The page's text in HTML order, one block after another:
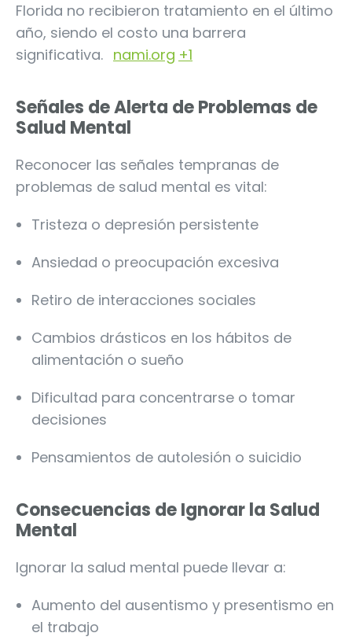
Florida no recibieron tratamiento en el último
año, siendo el costo una barrera
significativa. nami.org +1
Señales de Alerta de Problemas de
Salud Mental
Reconocer las señales tempranas de
problemas de salud mental es vital:
Tristeza o depresión persistente
Ansiedad o preocupación excesiva
Retiro de interacciones sociales
Cambios drásticos en los hábitos de
alimentación o sueño
Dificultad para concentrarse o tomar
decisiones
Pensamientos de autolesión o suicidio
Consecuencias de Ignorar la Salud
Mental
Ignorar la salud mental puede llevar a:
Aumento del ausentismo y presentismo en
el trabajo